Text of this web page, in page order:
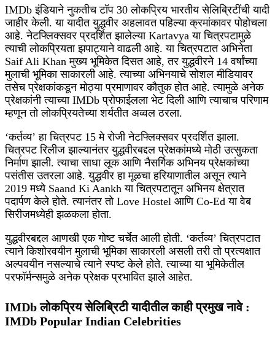
IMDb इंडियाने नुकतीच टॉप 30 लोकप्रिय भारतीय सेलिब्रिटींची यादी
जाहीर केली. या यादीत युद्धवीर अहलावत पहिल्या क्रमांकावर पोहोचला
आहे. नेटफ्लिक्सवर प्रदर्शित झालेल्या Kartavya या चित्रपटामुळे
त्याची लोकप्रियता झपाट्याने वाढली आहे. या चित्रपटात अभिनेता
Saif Ali Khan मुख्य भूमिकेत दिसत आहे, तर युद्धवीरने 14 वर्षांच्या
मुलाची भूमिका साकारली आहे. त्याच्या अभिनयाचे सोशल मीडियावर
तसेच प्रेक्षकांकडून मोठ्या प्रमाणावर कौतुक होत आहे. त्यामुळे अनेक
प्रेक्षकांनी त्याच्या IMDb प्रोफाईलला भेट दिली आणि त्याचाच परिणाम
म्हणून तो लोकप्रियतेच्या शर्यतीत अव्वल ठरला.
‘कर्तव्य’ हा चित्रपट 15 मे रोजी नेटफ्लिक्सवर प्रदर्शित झाला.
चित्रपट रिलीज झाल्यानंतर युद्धवीरबद्दल प्रेक्षकांमध्ये मोठी उत्सुकता
निर्माण झाली. त्याचा साधा लूक आणि नैसर्गिक अभिनय प्रेक्षकांच्या
पसंतीस उतरला आहे. युद्धवीर हा मूळचा हरियाणातील असून त्याने
2019 मध्ये Saand Ki Aankh या चित्रपटातून अभिनय क्षेत्रात
पदार्पण केले होते. त्यानंतर तो Love Hostel आणि Co-Ed या वेब
सिरीजमध्येही झळकला होता.
युद्धवीरबद्दल आणखी एक गोष्ट चर्चेत आली होती. ‘कर्तव्य’ चित्रपटात
त्याने किशोरवयीन मुलाची भूमिका साकारली असली तरी तो प्रत्यक्षात
अल्पवयीन नसल्याचे त्याने स्पष्ट केले होते. त्याच्या या भूमिकेतील
परफॉर्मन्समुळे अनेक प्रेक्षक प्रभावित झाले आहेत.
IMDb लोकप्रिय सेलिब्रिटी यादीतील काही प्रमुख नावे :
IMDb Popular Indian Celebrities